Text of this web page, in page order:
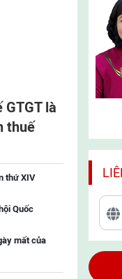
là
thuế
thứ XIV
Quốc
mất của